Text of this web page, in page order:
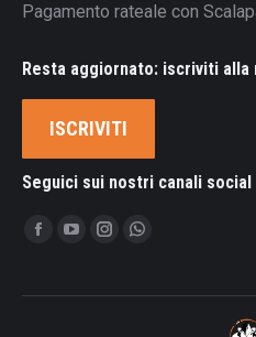
Pagamento rateale con
Resta aggiornato: iscriviti alla
ISCRIVITI
Seguici sui nostri canali social
Ci puoi trovare su:
Facebook
opens
YouTube
opens
Instagram
opens
Whatsapp
opens